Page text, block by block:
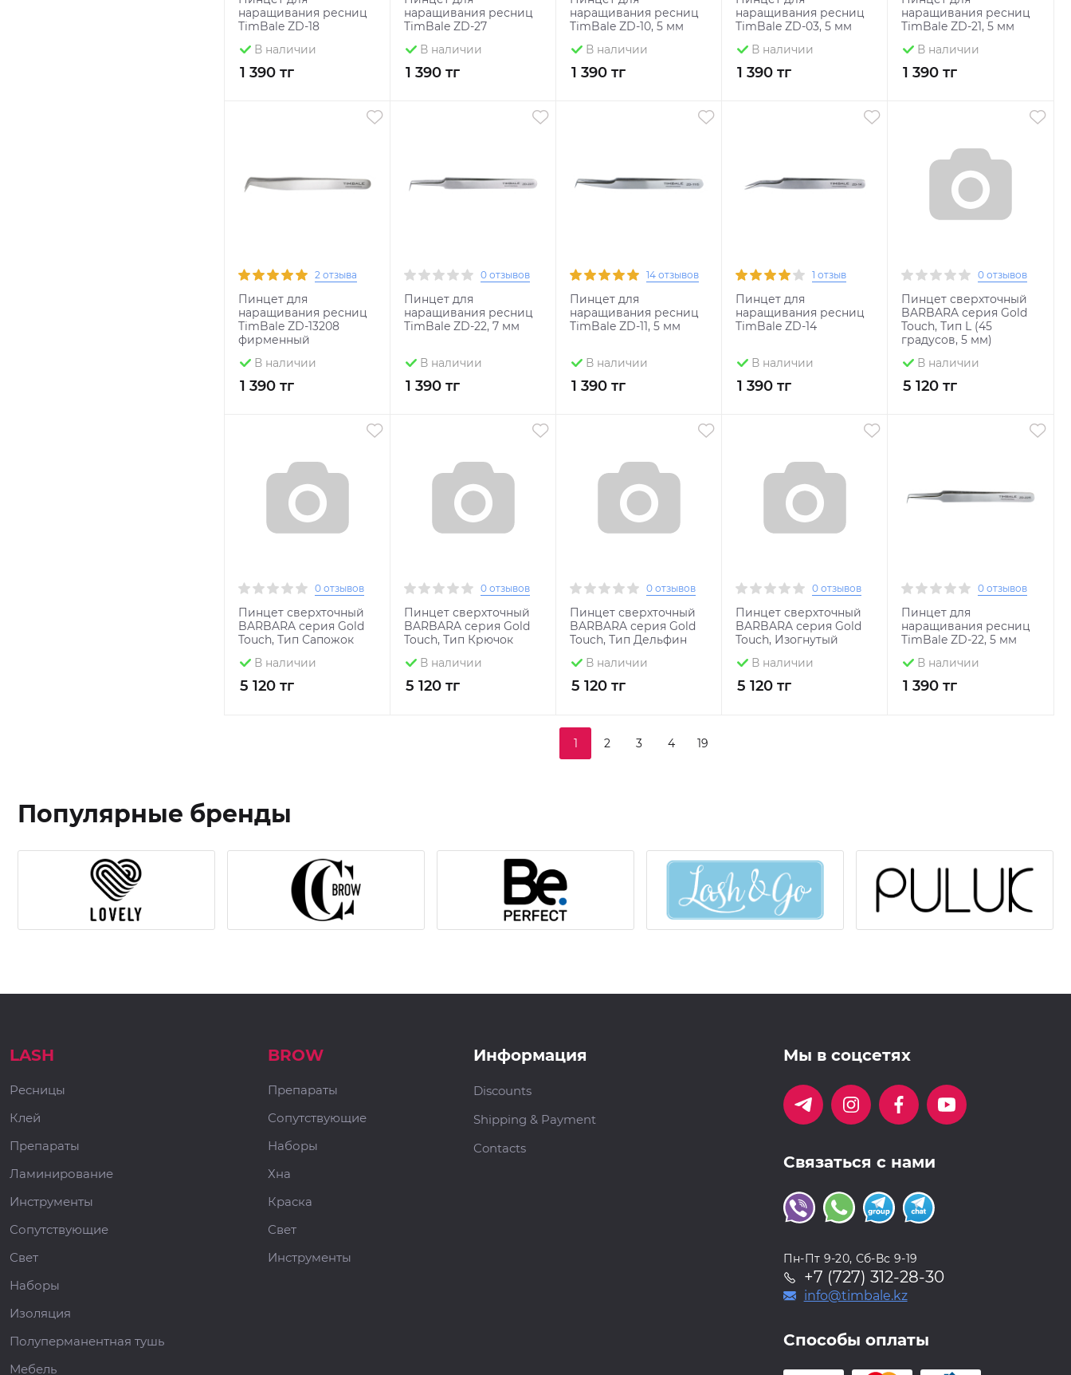
наращивания ресниц
TimBale ZD-18
В наличии
1 390 тг
наращивания ресниц
TimBale ZD-27
В наличии
1 390 тг
наращивания ресниц
TimBale ZD-10, 5 мм
В наличии
1 390 тг
наращивания ресниц
TimBale ZD-03, 5 мм
В наличии
1 390 тг
наращивания ресниц
TimBale ZD-21, 5 мм
В наличии
1 390 тг
2 отзыва
Пинцет для
наращивания ресниц
TimBale ZD-13208
фирменный
В наличии
1 390 тг
0 отзывов
Пинцет для
наращивания ресниц
TimBale ZD-22, 7 мм
В наличии
1 390 тг
14 отзывов
Пинцет для
наращивания ресниц
TimBale ZD-11, 5 мм
В наличии
1 390 тг
1 отзыв
Пинцет для
наращивания ресниц
TimBale ZD-14
В наличии
1 390 тг
0 отзывов
Пинцет сверхточный
BARBARA серия Gold
Touch, Тип L (45
градусов, 5 мм)
В наличии
5 120 тг
0 отзывов
Пинцет сверхточный
BARBARA серия Gold
Touch, Тип Сапожок
В наличии
5 120 тг
0 отзывов
Пинцет сверхточный
BARBARA серия Gold
Touch, Тип Крючок
В наличии
5 120 тг
0 отзывов
Пинцет сверхточный
BARBARA серия Gold
Touch, Тип Дельфин
В наличии
5 120 тг
0 отзывов
Пинцет сверхточный
BARBARA серия Gold
Touch, Изогнутый
В наличии
5 120 тг
0 отзывов
Пинцет для
наращивания ресниц
TimBale ZD-22, 5 мм
В наличии
1 390 тг
1 2 3 4 19
Популярные бренды
LASH
Ресницы
Клей
Препараты
Ламинирование
Инструменты
Сопутствующие
Свет
Наборы
Изоляция
Полуперманентная тушь
Мебель
BROW
Препараты
Сопутствующие
Наборы
Хна
Краска
Свет
Инструменты
Информация
Discounts
Shipping & Payment
Contacts
Мы в соцсетях
Связаться с нами
Пн-Пт 9-20, Сб-Вс 9-19
+7 (727) 312-28-30
info@timbale.kz
Способы оплаты